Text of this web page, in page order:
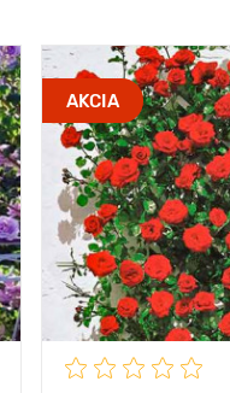
AKCIA